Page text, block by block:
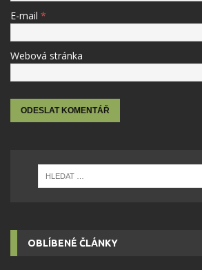
E-mail *
Webová stránka
OBLÍBENÉ ČLÁNKY